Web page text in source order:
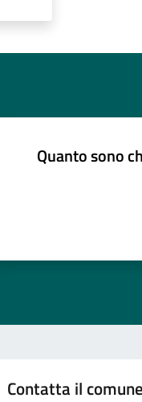
Quanto sono
Contatta il comune